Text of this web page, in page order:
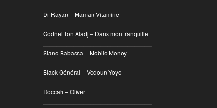
Dr Rayan – Maman Vitamine
Godnel Ton Aladj – Dans mon tranquille
Siano Babassa – Mobile Money
Black Général – Vodoun Yoyo
Roccah – Oliver